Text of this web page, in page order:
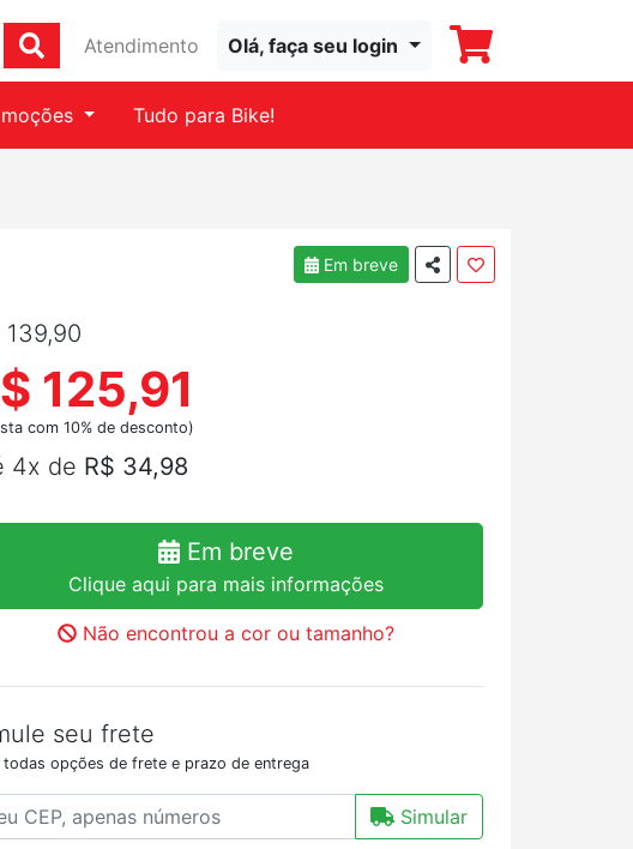
Atendimento Olá, faça seu login
Tudo para Bike!
Em breve
139,90
125,91
com 10% de desconto)
4x de R$ 34,98
Em breve
Clique aqui para mais informações
Não encontrou a cor ou tamanho?
seu frete
todas opções de frete e prazo de entrega
Simular